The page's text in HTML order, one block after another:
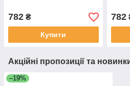
782 ₴
Купити
782
Акційні пропозиції та
–19%